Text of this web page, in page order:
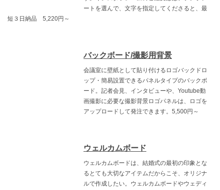
ートを選んで、文字を指定してくださると、最
短３日納品 5,220円～
バックボード/撮影用背景
会議室に壁紙として貼り付けるロゴバックドロ
ップ・簡易設置できるパネルタイプのバックボ
ード。記者会見、インタビューや、Youtube動
画撮影に必要な撮影背景ロゴパネルは、ロゴを
アップロードして発注できます。5,500円～
ウェルカムボード
ウェルカムボードは、結婚式の最初の印象とな
るとても大切なアイテムだからこそ、オリジナ
ルで作成したい。ウェルカムボードやウェディ